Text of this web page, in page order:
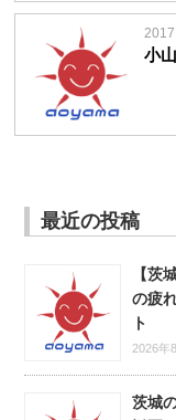
小
最近の投稿
【茨
の疲
ト
2026年
茨城